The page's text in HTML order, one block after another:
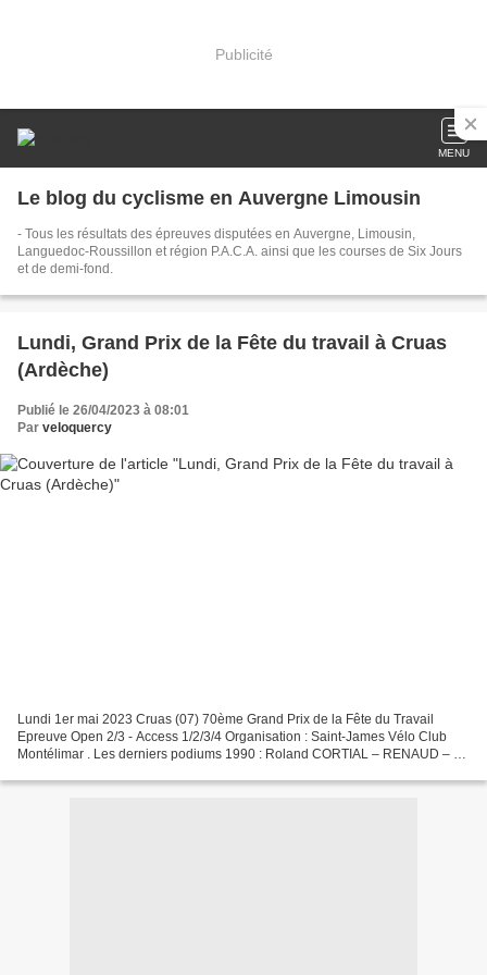
Publicité
MENU
Le blog du cyclisme en Auvergne Limousin
- Tous les résultats des épreuves disputées en Auvergne, Limousin,
Languedoc-Roussillon et région P.A.C.A. ainsi que les courses de Six Jours
et de demi-fond.
Lundi, Grand Prix de la Fête du travail à Cruas
(Ardèche)
Publié le 26/04/2023 à 08:01
Par veloquercy
Lundi 1er mai 2023 Cruas (07) 70ème Grand Prix de la Fête du Travail
Epreuve Open 2/3 - Access 1/2/3/4 Organisation : Saint-James Vélo Club
Montélimar . Les derniers podiums 1990 : Roland CORTIAL – RENAUD – B.